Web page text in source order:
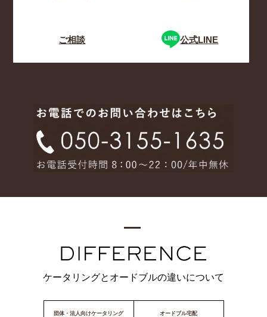
ご相談 公式LINE
ケータリングとオードブルの違いについて
団体・法人向けケータリング オードブル宅配